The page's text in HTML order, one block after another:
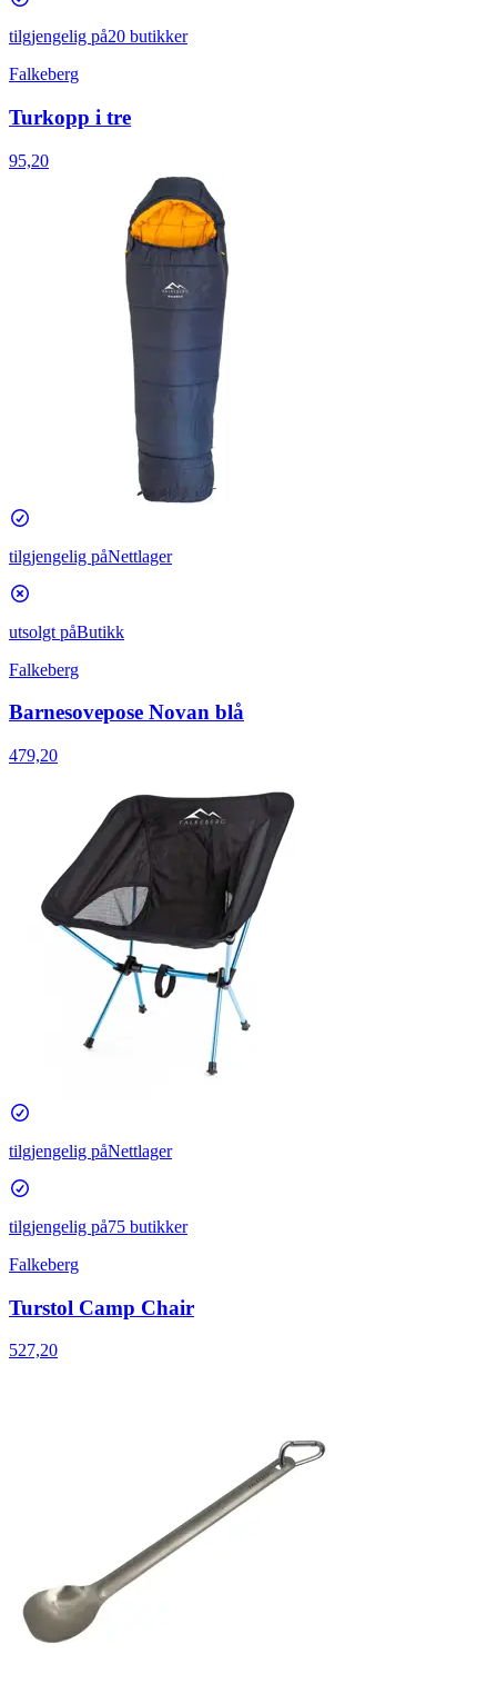
tilgjengelig på20 butikker
Falkeberg
Turkopp i tre
95,20
tilgjengelig påNettlager
utsolgt påButikk
Falkeberg
Barnesovepose Novan blå
479,20
tilgjengelig påNettlager
tilgjengelig på75 butikker
Falkeberg
Turstol Camp Chair
527,20